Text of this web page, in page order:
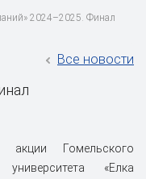
2024–2025. Финал
Все новости
акции Гомельского
университета «Елка